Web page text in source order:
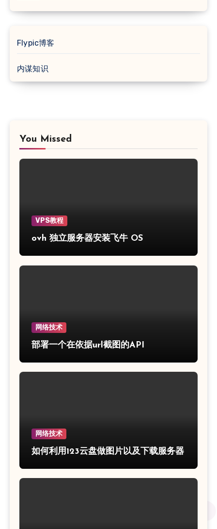
Flypic博客
内谋知识
You Missed
VPS教程
ovh 独立服务器安装飞牛 OS
网络技术
部署一个在依据url截图的API
网络技术
如何利用123云盘做图片以及下载服务器